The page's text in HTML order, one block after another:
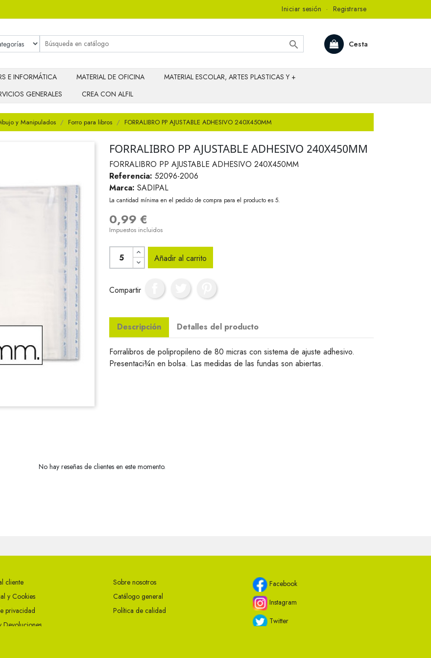
Iniciar sesión · Registrarse
Cesta

E INFORMÁTICA MATERIAL DE OFICINA
MATERIAL ESCOLAR, ARTES PLASTICAS Y +
GENERALES CREA CON ALFIL
y Manipulados Forro para libros FORRALIBRO PP AJUSTABLE ADHESIVO 240X450MM
FORRALIBRO PP AJUSTABLE ADHESIVO 240X450MM
FORRALIBRO PP AJUSTABLE ADHESIVO 240X450MM
Referencia: 52096-2006
Marca: SADIPAL
La cantidad mínima en el pedido de compra para el producto es 5.
0,99 €
Impuestos incluidos
Añadir al carrito
Compartir
Descripción Detalles del producto
Forralibros de polipropileno de 80 micras con sistema de ajuste adhesivo.
Presentaci¾n en bolsa. Las medidas de las fundas son abiertas.
No hay reseñas de clientes en este momento.
cliente
y Cookies
privacidad
Devoluciones
Sobre nosotros
Catálogo general
Política de calidad
Facebook
Instagram
Twitter